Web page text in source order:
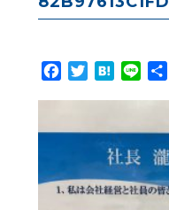
Facebook
TwitterHatena
Line